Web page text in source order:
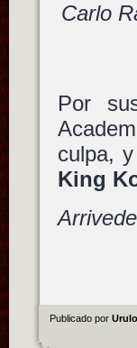
Carlo
Por
culpa,
King
Publicado por